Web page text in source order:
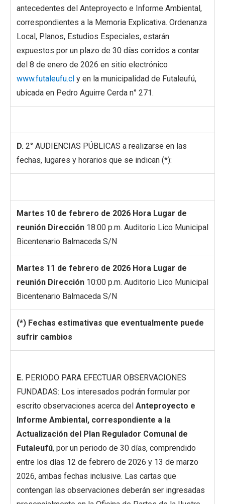
antecedentes del Anteproyecto e Informe Ambiental,
correspondientes a la Memoria Explicativa. Ordenanza
Local, Planos, Estudios Especiales, estarán
expuestos por un plazo de 30 días corridos a contar
del 8 de enero de 2026 en sitio electrónico
www.futaleufu.cl y en la municipalidad de Futaleufú,
ubicada en Pedro Aguirre Cerda n° 271.
D. 2° AUDIENCIAS PÚBLICAS a realizarse en las
fechas, lugares y horarios que se indican (*):
Martes 10 de febrero de 2026 Hora Lugar de
reunión Dirección 18:00 p.m. Auditorio Lico Municipal
Bicentenario Balmaceda S/N
Martes 11 de febrero de 2026 Hora Lugar de
reunión Dirección 10:00 p.m. Auditorio Lico Municipal
Bicentenario Balmaceda S/N
(*) Fechas estimativas que eventualmente puede
sufrir cambios
E. PERIODO PARA EFECTUAR OBSERVACIONES
FUNDADAS: Los interesados podrán formular por
escrito observaciones acerca del Anteproyecto e
Informe Ambiental, correspondiente a la
Actualización del Plan Regulador Comunal de
Futaleufú, por un periodo de 30 días, comprendido
entre los días 12 de febrero de 2026 y 13 de marzo
2026, ambas fechas inclusive. Las cartas que
contengan las observaciones deberán ser ingresadas